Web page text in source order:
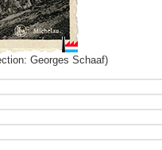
Georges Schaaf)